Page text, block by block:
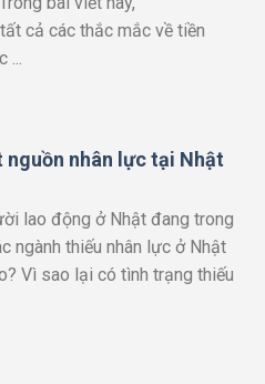
cả các thắc mắc về tiền
...
nguồn nhân lực tại Nhật
lao động ở Nhật đang trong
ngành thiếu nhân lực ở Nhật
Vì sao lại có tình trạng thiếu